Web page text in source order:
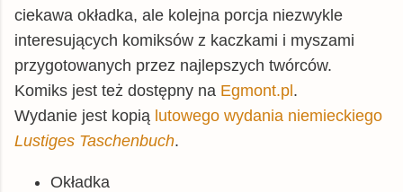
ciekawa okładka, ale kolejna porcja niezwykle
interesujących komiksów z kaczkami i myszami
przygotowanych przez najlepszych twórców.
Komiks jest też dostępny na Egmont.pl.
Wydanie jest kopią lutowego wydania niemieckiego
Lustiges Taschenbuch.
Okładka